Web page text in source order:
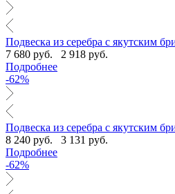
Подвеска из серебра с якутским
7 680 руб.
2 918 руб.
Подробнее
-62%
Подвеска из серебра с якутским
8 240 руб.
3 131 руб.
Подробнее
-62%